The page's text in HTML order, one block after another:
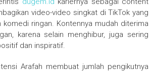
video-video singkat di TikTok yang
ringan. Kontennya mudah diterima
karena selain menghibur, juga sering
dan inspiratif.
Arafah membuat jumlah pengikutnya